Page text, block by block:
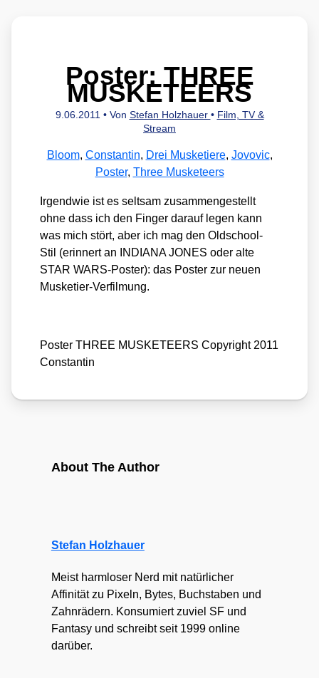
Poster: THREE
MUSKETEERS
9.06.2011 • Von Stefan Holzhauer • Film, TV &
Stream
Bloom, Constantin, Drei Musketiere, Jovovic,
Poster, Three Musketeers
Irgend­wie ist es selt­sam zusam­men­ge­stellt
ohne dass ich den Fin­ger dar­auf legen kann
was mich stört, aber ich mag den Old­school-
Stil (erin­nert an INDIANA JONES oder alte
STAR WARS-Pos­ter): das Pos­ter zur neu­en
Mus­ke­tier-Ver­fil­mung.
Pos­ter THREE MUSKETEERS Copy­right 2011
Con­stan­tin
About The Author
Stefan Holzhauer
Meist harmloser Nerd mit natürlicher
Affinität zu Pixeln, Bytes, Buchstaben und
Zahnrädern. Konsumiert zuviel SF und
Fantasy und schreibt seit 1999 online
darüber.